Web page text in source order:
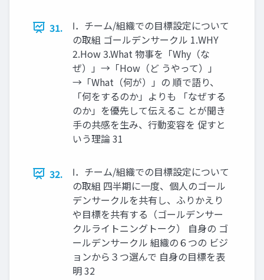
31.
Ⅰ．チーム/組織での目標設定について
の取組 ゴールデンサークル 1.WHY
2.How 3.What 物事を「Why（な
ぜ）」→「How（ど うやって）」
→「What（何が）」の 順で語り、
「何をするのか」よりも 「なぜする
のか」を優先して伝えるこ とが聞き
手の共感を生み、行動変容を 促すと
いう理論 31
32.
Ⅰ．チーム/組織での目標設定について
の取組 四半期に一度、個人のゴール
デンサークルを共有し、ふりかえり
や目標を共有する（ゴールデンサー
クルライトニングトーク） 自身の ゴ
ールデンサークル 組織の６つの ビジ
ョンから３つ選んで 自身の目標を表
明 32